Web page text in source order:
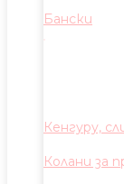
Бански
Кенгуру,
Колани за